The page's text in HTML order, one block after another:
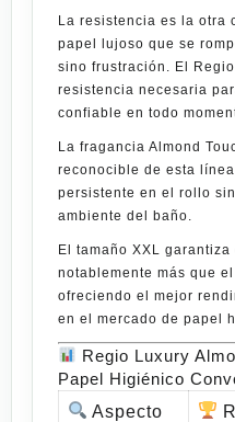
La resistencia es la otra
papel lujoso que se
sino frustración. El
resistencia necesaria
confiable en todo
La fragancia Almond
reconocible de esta
persistente en el rollo
ambiente del baño.
El tamaño XXL
garantiza
notablemente más que
ofreciendo el mejor
en el mercado de papel
Regio Luxury
Papel Higiénico
Aspecto